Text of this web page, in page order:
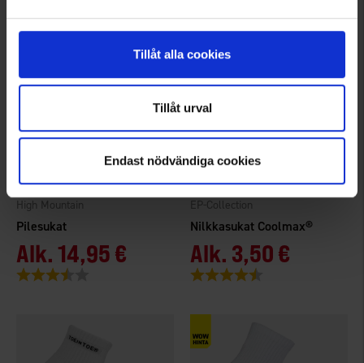
Tillåt alla cookies
Tillåt urval
Endast nödvändiga cookies
Pilesukat
High Mountain
7474
Alk. 14,95 €
Arvio:
Nilkkasukat Coolmax®
EP-Collection
2614
Alk. 3,50 €
Arvio: